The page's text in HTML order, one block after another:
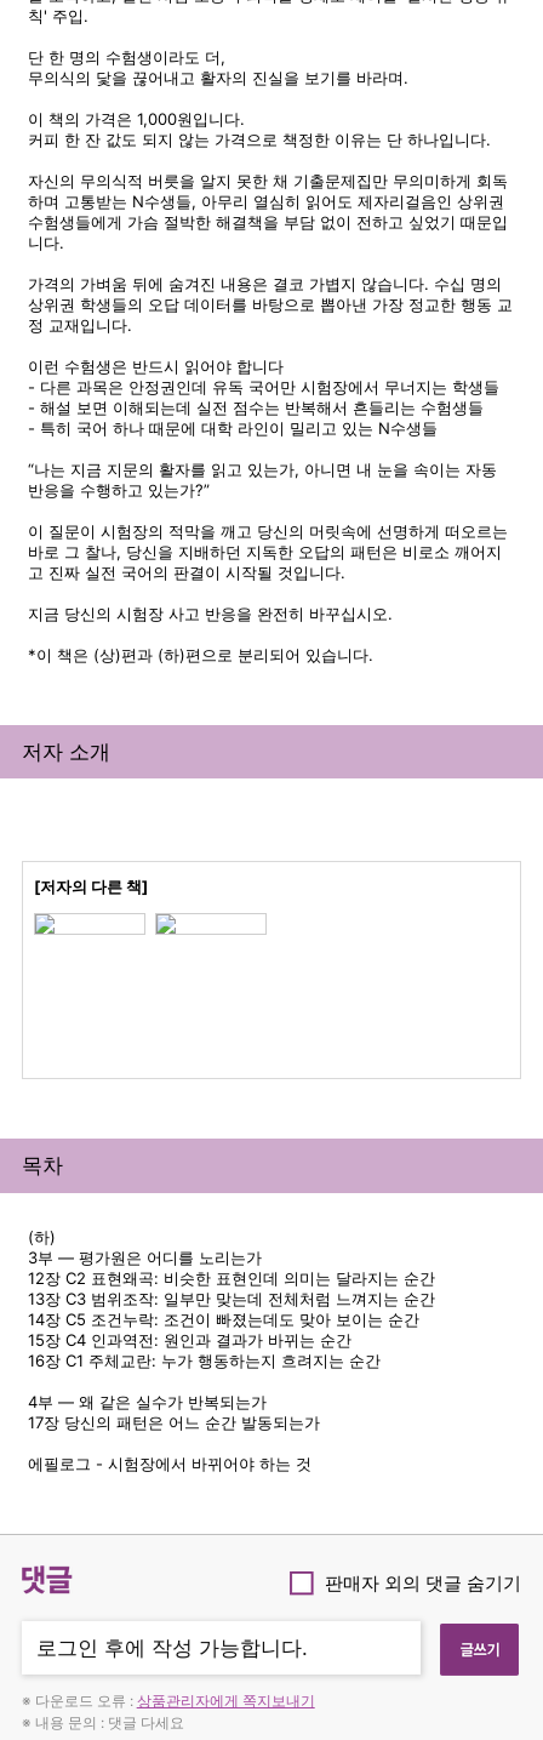
칙' 주입.
단 한 명의 수험생이라도 더,
무의식의 닻을 끊어내고 활자의 진실을 보기를 바라며.
이 책의 가격은 1,000원입니다.
커피 한 잔 값도 되지 않는 가격으로 책정한 이유는 단 하나입니다.
자신의 무의식적 버릇을 알지 못한 채 기출문제집만 무의미하게 회독
하며 고통받는 N수생들, 아무리 열심히 읽어도 제자리걸음인 상위권
수험생들에게 가슴 절박한 해결책을 부담 없이 전하고 싶었기 때문입
니다.
가격의 가벼움 뒤에 숨겨진 내용은 결코 가볍지 않습니다. 수십 명의
상위권 학생들의 오답 데이터를 바탕으로 뽑아낸 가장 정교한 행동 교
정 교재입니다.
이런 수험생은 반드시 읽어야 합니다
- 다른 과목은 안정권인데 유독 국어만 시험장에서 무너지는 학생들
- 해설 보면 이해되는데 실전 점수는 반복해서 흔들리는 수험생들
- 특히 국어 하나 때문에 대학 라인이 밀리고 있는 N수생들
“나는 지금 지문의 활자를 읽고 있는가, 아니면 내 눈을 속이는 자동
반응을 수행하고 있는가?”
이 질문이 시험장의 적막을 깨고 당신의 머릿속에 선명하게 떠오르는
바로 그 찰나, 당신을 지배하던 지독한 오답의 패턴은 비로소 깨어지
고 진짜 실전 국어의 판결이 시작될 것입니다.
지금 당신의 시험장 사고 반응을 완전히 바꾸십시오.
*이 책은 (상)편과 (하)편으로 분리되어 있습니다.
저자 소개
[저자의 다른 책]
목차
(하)
3부 — 평가원은 어디를 노리는가
12장 C2 표현왜곡: 비슷한 표현인데 의미는 달라지는 순간
13장 C3 범위조작: 일부만 맞는데 전체처럼 느껴지는 순간
14장 C5 조건누락: 조건이 빠졌는데도 맞아 보이는 순간
15장 C4 인과역전: 원인과 결과가 바뀌는 순간
16장 C1 주체교란: 누가 행동하는지 흐려지는 순간
4부 — 왜 같은 실수가 반복되는가
17장 당신의 패턴은 어느 순간 발동되는가
에필로그 - 시험장에서 바뀌어야 하는 것
댓글 Checkbox
판매자 외의 댓글 숨기기
※ 다운로드 오류 : 상품관리자에게 쪽지보내기
※ 내용 문의 : 댓글 다세요